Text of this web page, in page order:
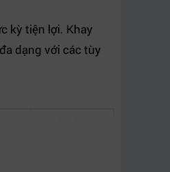
kỳ tiện lợi. Khay
dạng với các tùy